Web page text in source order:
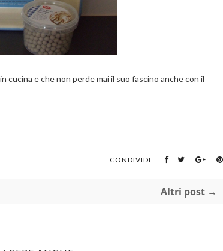
cucina e che non perde mai il suo fascino anche con il
CONDIVIDI:
Altri post →